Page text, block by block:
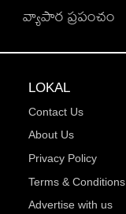
వ్యాపార ప్రపంచం
LOKAL
Contact Us
About Us
Privacy Policy
Terms & Conditions
Advertise with us